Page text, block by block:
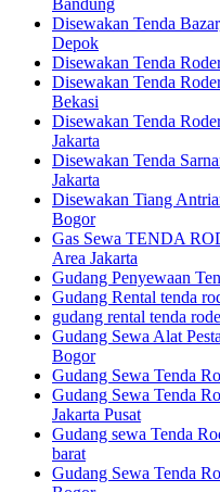
Bandung
Disewakan Tenda
Depok
Disewakan Tenda
Disewakan Tenda
Bekasi
Disewakan Tenda
Jakarta
Disewakan Tenda
Jakarta
Disewakan Tiang
Bogor
Gas Sewa TENDA
Area Jakarta
Gudang Penyewaan
Gudang Rental tenda
gudang rental tenda
Gudang Sewa Alat
Bogor
Gudang Sewa Tenda
Gudang Sewa Tenda
Jakarta Pusat
Gudang sewa Tenda
barat
Gudang Sewa Tenda